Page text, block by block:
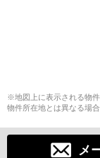
※地図上に表示される物
物件所在地とは異なる場合
メ